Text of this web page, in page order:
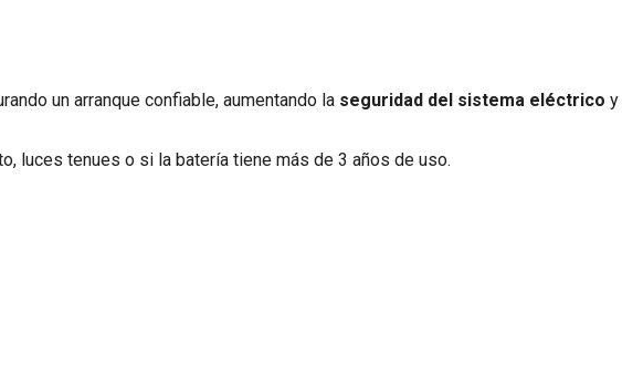
un arranque confiable, aumentando la seguridad del sistema eléctrico y
luces tenues o si la batería tiene más de 3 años de uso.